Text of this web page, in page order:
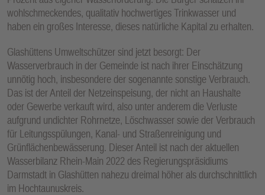
wohlschmeckendes, qualitativ hochwertiges Trinkwasser und
haben ein großes Interesse, dieses natürliche Kapital zu erhalten.
Glashüttens Umweltschützer sind jetzt besorgt: Der
Wasserverbrauch in der Gemeinde ist nach ihrer Einschätzung
unnötig hoch, insbesondere der sogenannte sonstige Verbrauch.
Das ist der Anteil der Netzeinspeisung, der nicht an Haushalte
oder Gewerbe verkauft wird, also unter anderem die Verluste
aufgrund undichter Rohrnetze, Löschwasser sowie der Verbrauch
für Leitungsspülungen, Kanal- und Straßenreinigung und
Grünflächenbewässerung. Dieser Anteil ist nach der aktuellen
Wasserbilanz Rhein-Main 2022 des Regierungspräsidiums
Darmstadt in Glashütten nahezu dreimal höher als durchschnittlich
im Hochtaunuskreis.
TI
O
N
E
N